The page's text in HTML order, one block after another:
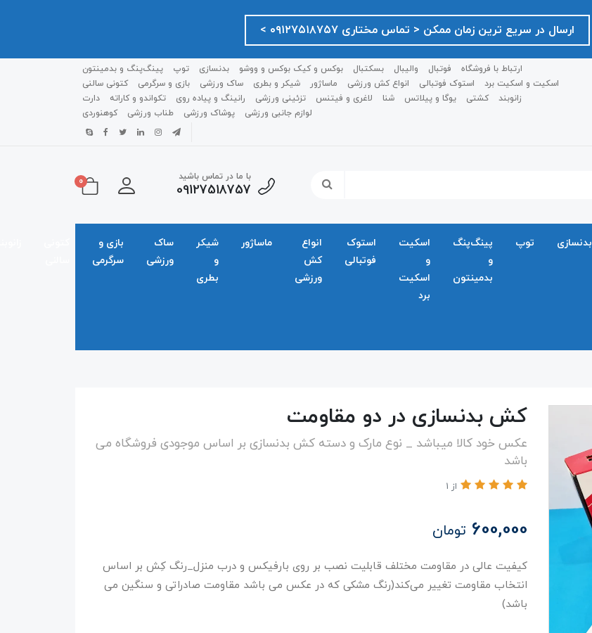
ارسال در سریع ترین زمان ممکن ‌< تماس مختاری ۰۹۱۲۷۵۱۸۷۵۷ >
ارتباط با فروشگاه فوتبال والیبال بسکتبال بوکس و کیک بوکس و ووشو بدنسازی توپ
پینگ‌پنگ و بدمينتون
اسکیت و اسکیت برد
استوک فوتبالی انواع کش ورزشی ماساژور شیکر و بطری ساک ورزشی بازی و سرگرمی
کتونی سالنی
زانوبند
کشتی یوگا و پیلاتس شنا لاغری و فیتنس تزئینی ورزشی رانینگ و پیاده روی تکواندو و کاراته
دارت
لوازم جانبی ورزشی
پوشاک ورزشی طناب ورزشی کوهنوردی
با ما در تماس باشید
09127518757
0
بدنسازی توپ
پینگ‌پنگ
و
بدمينتون
اسکیت
و
اسکیت
برد
استوک
فوتبالی
انواع
کش
ورزشی
ماساژور
شیکر
و
بطری
ساک
ورزشی
بازی و
سرگرمی
کش بدنسازی در دو مقاومت
عکس خود کالا میباشد _ نوع مارک و دسته کش بدنسازی بر اساس موجودی فروشگاه می
باشد
از 1
600,000 تومان
کیفیت عالی در مقاومت مختلف قابلیت نصب بر روی بارفیکس و درب منزل_رنگ کِش بر اساس
انتخاب مقاومت تغییر می‌کند(رنگ مشکی که در عکس می باشد مقاومت صادراتی و سنگین می
باشد)